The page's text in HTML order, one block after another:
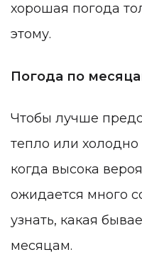
хорошая погода
этому.
Погода по
Чтобы лучше
тепло или
когда высока
ожидается много
узнать, какая
месяцам.